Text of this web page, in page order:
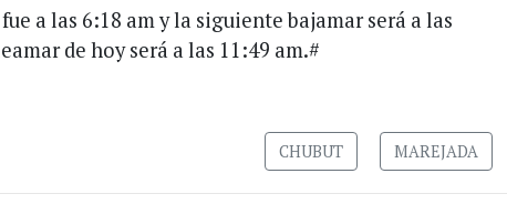
a las 6:18 am y la siguiente bajamar será a las
de hoy será a las 11:49 am.#
CHUBUT MAREJADA